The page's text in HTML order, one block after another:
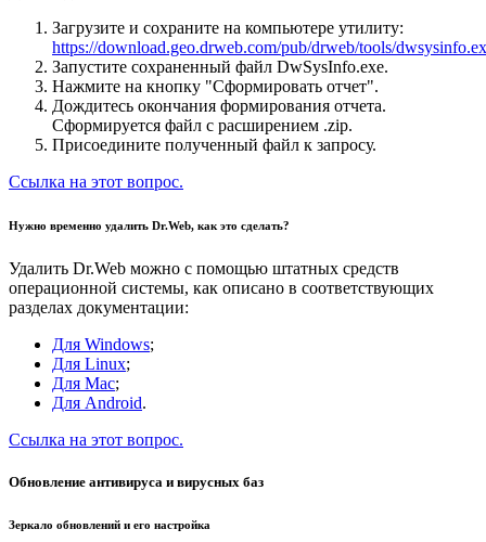
Загрузите и сохраните на компьютере утилиту:
https://download.geo.drweb.com/pub/drweb/tools/
Запустите сохраненный файл DwSysInfo.exe.
Нажмите на кнопку "Сформировать отчет".
Дождитесь окончания формирования отчета.
Сформируется файл с расширением .zip.
Присоедините полученный файл к запросу.
Ссылка на этот вопрос.
Нужно временно удалить Dr.Web, как это сделать?
Удалить Dr.Web можно с помощью штатных средств
операционной системы, как описано в соответствующих
разделах документации:
Для Windows;
Для Linux;
Для Mac;
Для Android.
Ссылка на этот вопрос.
Обновление антивируса и вирусных баз
Зеркало обновлений и его настройка